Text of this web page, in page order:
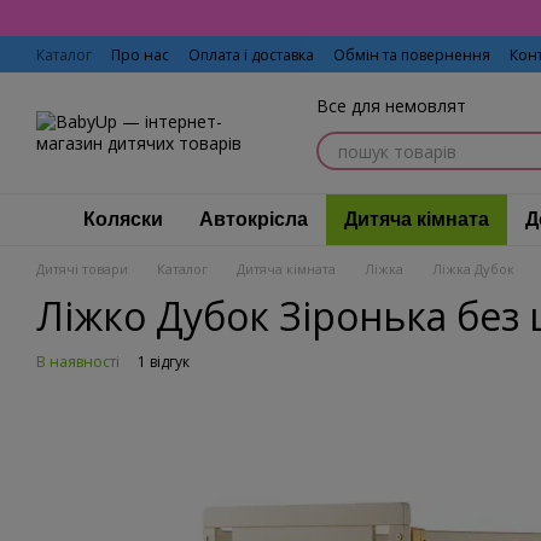
Каталог Про нас Оплата і доставка Обмін та повернення
Все для немовлят
Коляски Автокрісла Дитяча кімната
Дитячі товари Каталог Дитяча кімната Ліжка Ліжка Дубок
Ліжко Дубок Зіронька без
В наявності 1 відгук